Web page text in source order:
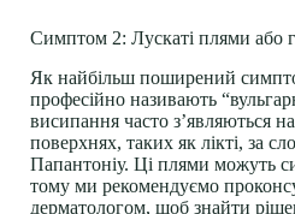
Симптом 2: Лускаті плями або
Як найбільш поширений
професійно називають
висипання часто з’являються
поверхнях, таких як лікті, за
Папантоніу. Ці плями можуть
тому ми рекомендуємо
дерматологом, щоб знайти